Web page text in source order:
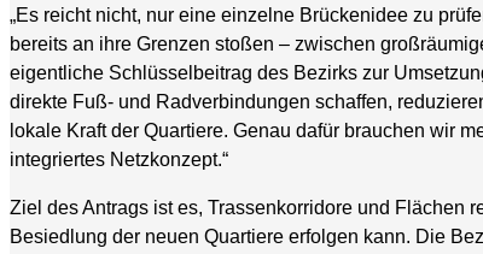
„Es reicht nicht, nur eine einzelne Brückenidee zu
bereits an ihre Grenzen stoßen – zwischen
eigentliche Schlüsselbeitrag des Bezirks zur
direkte Fuß- und Radverbindungen schaffen,
lokale Kraft der Quartiere. Genau dafür brauchen wir
integriertes Netzkonzept.“
Ziel des Antrags ist es, Trassenkorridore und Flächen
Besiedlung der neuen Quartiere erfolgen kann. Die